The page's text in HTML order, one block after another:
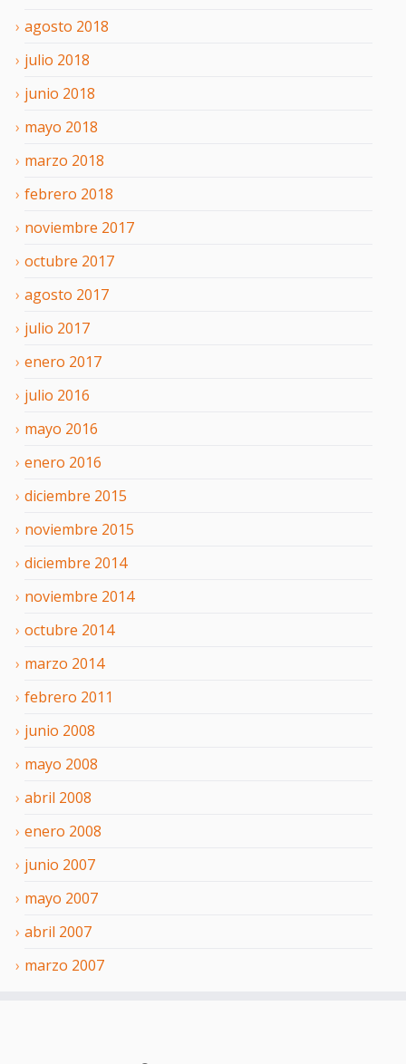
agosto 2018
julio 2018
junio 2018
mayo 2018
marzo 2018
febrero 2018
noviembre 2017
octubre 2017
agosto 2017
julio 2017
enero 2017
julio 2016
mayo 2016
enero 2016
diciembre 2015
noviembre 2015
diciembre 2014
noviembre 2014
octubre 2014
marzo 2014
febrero 2011
junio 2008
mayo 2008
abril 2008
enero 2008
junio 2007
mayo 2007
abril 2007
marzo 2007